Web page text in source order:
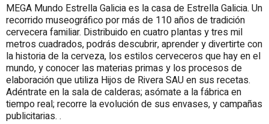
MEGA Mundo Estrella Galicia es la casa de Estrella Galicia. Un
recorrido museográfico por más de 110 años de tradición
cervecera familiar. Distribuido en cuatro plantas y tres mil
metros cuadrados, podrás descubrir, aprender y divertirte con
la historia de la cerveza, los estilos cerveceros que hay en el
mundo, y conocer las materias primas y los procesos de
elaboración que utiliza Hijos de Rivera SAU en sus recetas.
Adéntrate en la sala de calderas; asómate a la fábrica en
tiempo real; recorre la evolución de sus envases, y campañas
publicitarias. .